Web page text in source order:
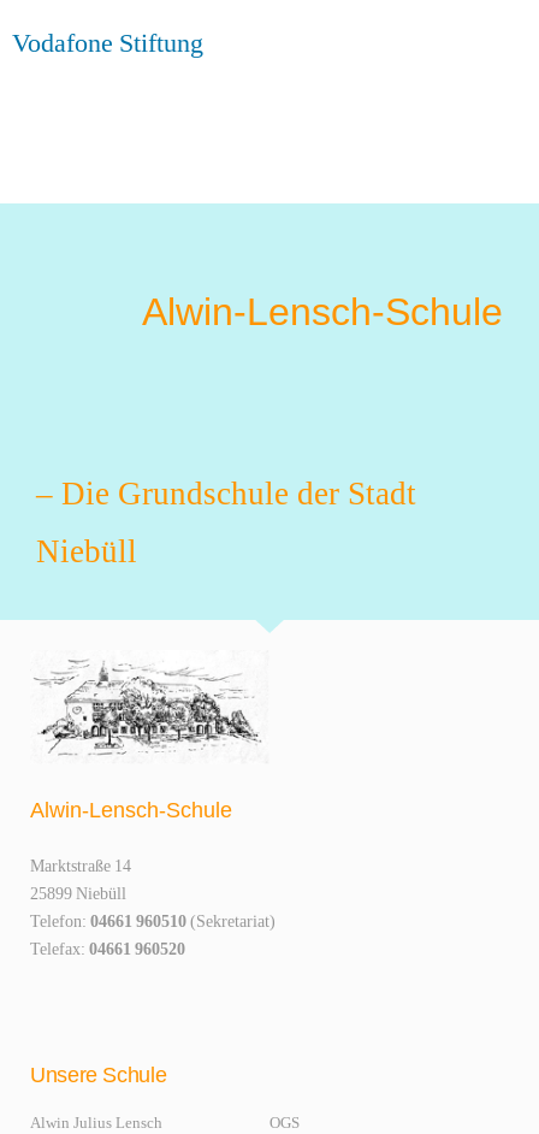
Vodafone Stiftung
Alwin-Lensch-Schule
– Die Grundschule der Stadt
Niebüll
Alwin-Lensch-Schule
Marktstraße 14
25899 Niebüll
Telefon: 04661 960510(Sekretariat)
Telefax: 04661 960520
Unsere Schule
Alwin Julius Lensch
OGS